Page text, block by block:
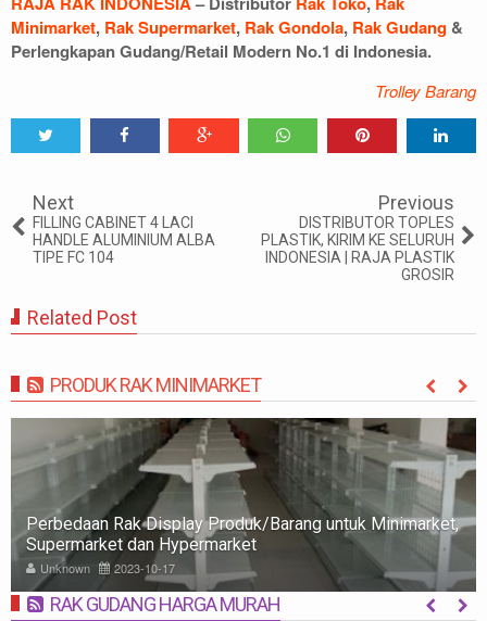
Minimarket, Rak Supermarket, Rak Gondola, Rak Gudang &
Perlengkapan Gudang/Retail Modern No.1 di Indonesia.
Trolley Barang
Next
FILLING CABINET 4 LACI
HANDLE ALUMINIUM ALBA
TIPE FC 104
Previous
DISTRIBUTOR TOPLES
PLASTIK, KIRIM KE SELURUH
INDONESIA | RAJA PLASTIK
GROSIR
Related Post
PRODUK RAK MINIMARKET MORE
Rak Minimarket: Pengertian, Jenis, Fungsi, dan Tips
Memilih
Unknown 2023-10-09
RAK GUDANG HARGA MURAH MORE